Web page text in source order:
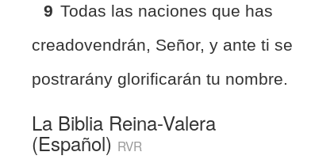
9 Todas las naciones que has
creadovendrán, Señor, y ante ti se
postrarány glorificarán tu nombre.
La Biblia Reina-Valera
(Español) RVR